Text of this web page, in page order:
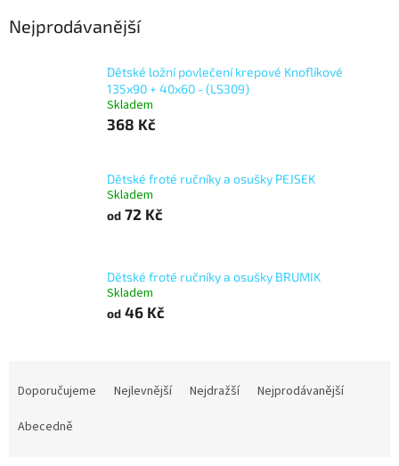
Nejprodávanější
Dětské ložní povlečení krepové Knoflíkové
135x90 + 40x60 - (LS309)
Skladem
368 Kč
Dětské froté ručníky a osušky PEJSEK
Skladem
od 72 Kč
Dětské froté ručníky a osušky BRUMIK
Skladem
od 46 Kč
Doporučujeme Nejlevnější Nejdražší
Nejprodávanější
Abecedně